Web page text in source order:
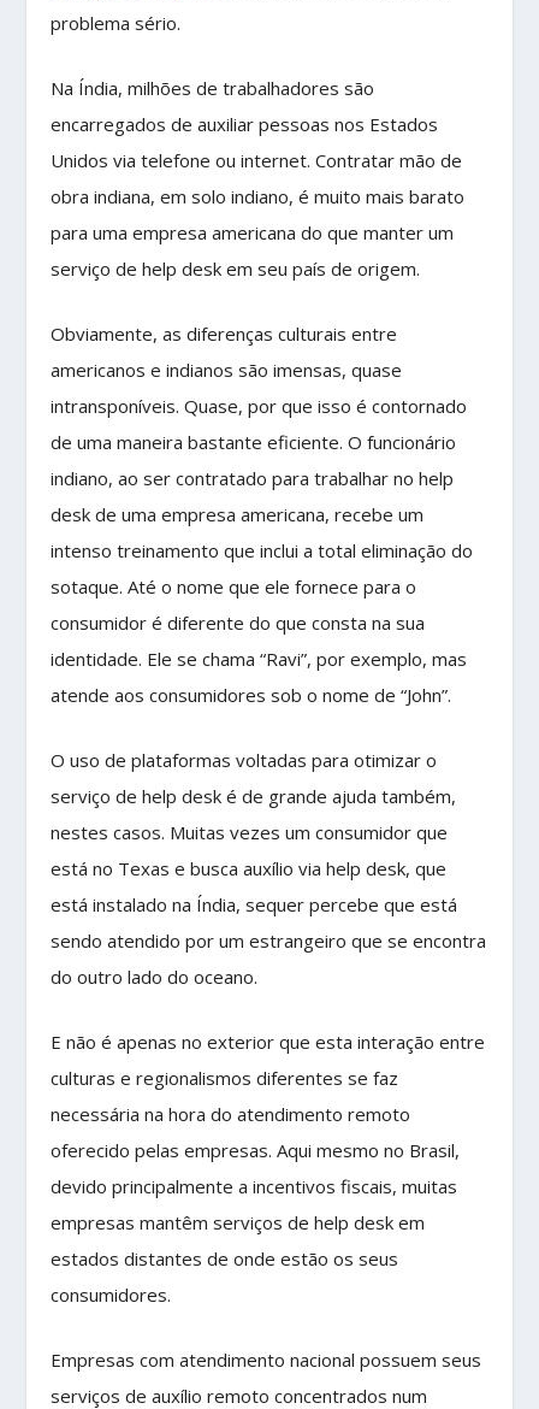
problema sério.
Na Índia, milhões de trabalhadores são
encarregados de auxiliar pessoas nos Estados
Unidos via telefone ou internet. Contratar mão de
obra indiana, em solo indiano, é muito mais barato
para uma empresa americana do que manter um
serviço de help desk em seu país de origem.
Obviamente, as diferenças culturais entre
americanos e indianos são imensas, quase
intransponíveis. Quase, por que isso é contornado
de uma maneira bastante eficiente. O funcionário
indiano, ao ser contratado para trabalhar no help
desk de uma empresa americana, recebe um
intenso treinamento que inclui a total eliminação do
sotaque. Até o nome que ele fornece para o
consumidor é diferente do que consta na sua
identidade. Ele se chama “Ravi”, por exemplo, mas
atende aos consumidores sob o nome de “John”.
O uso de plataformas voltadas para otimizar o
serviço de help desk é de grande ajuda também,
nestes casos. Muitas vezes um consumidor que
está no Texas e busca auxílio via help desk, que
está instalado na Índia, sequer percebe que está
sendo atendido por um estrangeiro que se encontra
do outro lado do oceano.
E não é apenas no exterior que esta interação entre
culturas e regionalismos diferentes se faz
necessária na hora do atendimento remoto
oferecido pelas empresas. Aqui mesmo no Brasil,
devido principalmente a incentivos fiscais, muitas
empresas mantêm serviços de help desk em
estados distantes de onde estão os seus
consumidores.
Empresas com atendimento nacional possuem seus
serviços de auxílio remoto concentrados num